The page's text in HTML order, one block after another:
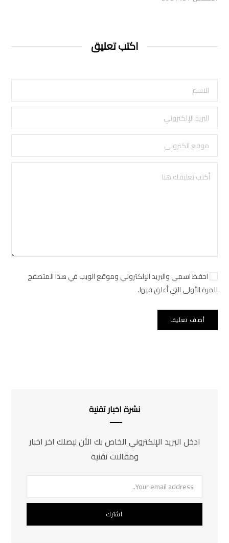
اكتب تعليق
احفظ اسمي والبريد الإلكتروني وموقع الويب في هذا المتصفح
للمرة الأولى التي أعلق فيها.
نشرة اخبار تقنية
ادخل البريد الإلكتروني الخاص بك الأن ليصلك اخر اخبار
ومقالات تقنية